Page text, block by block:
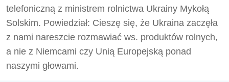
telefoniczną z ministrem rolnictwa Ukrainy Mykołą
Solskim. Powiedział: Cieszę się, że Ukraina zaczęła
z nami nareszcie rozmawiać ws. produktów rolnych,
a nie z Niemcami czy Unią Europejską ponad
naszymi głowami.